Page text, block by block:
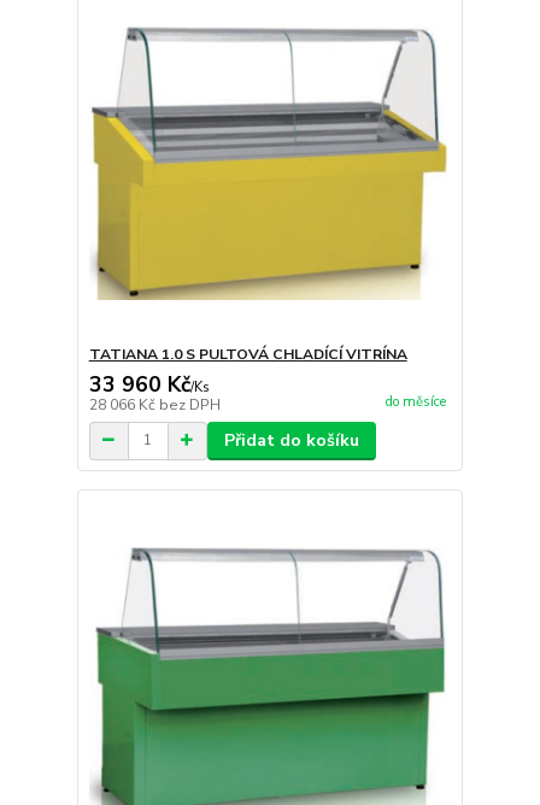
TATIANA 1.0 S PULTOVÁ CHLADÍCÍ VITRÍNA
33 960 Kč/Ks
28 066 Kč bez DPH do měsíce
Přidat do košíku